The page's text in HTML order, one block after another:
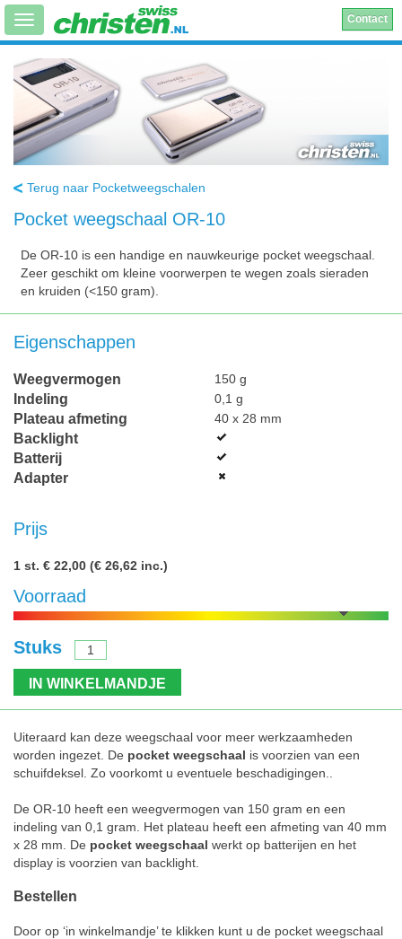
Contact
Terug naar Pocketweegschalen
Pocket weegschaal OR-10
De OR-10 is een handige en nauwkeurige pocket weegschaal.
Zeer geschikt om kleine voorwerpen te wegen zoals sieraden
en kruiden (<150 gram).
Eigenschappen
Weegvermogen 150 g
Indeling 0,1 g
Plateau afmeting 40 x 28 mm
Backlight
Batterij
Adapter
Prijs
1 st. € 22,00 (€ 26,62 inc.)
Voorraad
Stuks
IN WINKELMANDJE
Uiteraard kan deze weegschaal voor meer werkzaamheden
worden ingezet. De pocket weegschaal is voorzien van een
schuifdeksel. Zo voorkomt u eventuele beschadigingen..
De OR-10 heeft een weegvermogen van 150 gram en een
indeling van 0,1 gram. Het plateau heeft een afmeting van 40 mm
x 28 mm. De pocket weegschaal werkt op batterijen en het
display is voorzien van backlight.
Bestellen
Door op ‘in winkelmandje’ te klikken kunt u de pocket weegschaal